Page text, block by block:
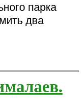
парка
два